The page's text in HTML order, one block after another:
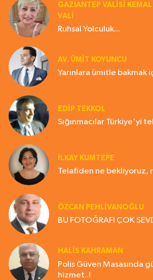
GAZIANTEP VALISI KEMAL
VALİ
Ruhsal Yolculuk...
AV. ÜMIT KOYUNCU
Yarınlara ümitle bakmak
EDIP TEKKOL
Sığınmacılar Türkiye'yi
İLKAY KUMTEPE
Telafiden ne bekliyoruz,
ÖZCAN PEHLİVANOĞLU
BU FOTOĞRAFI ÇOK
HALIS KAHRAMAN
Polis Güven Masasında
hizmet..!